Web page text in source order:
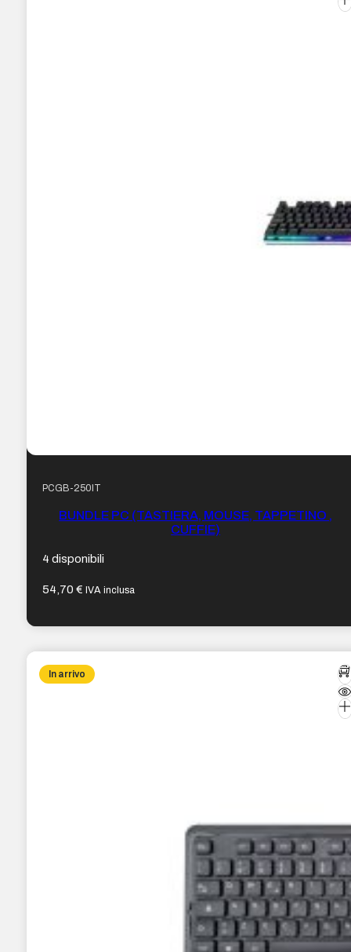
PCGB-250IT
BUNDLE PC (TASTIERA, MOUSE, TAPPETINO ,
CUFFIE)
4 disponibili
54,70€ IVA inclusa
In arrivo